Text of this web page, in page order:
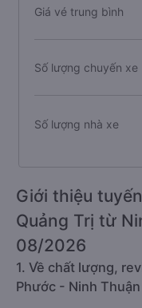
Giá vé trung bình
Số lượng chuyến xe
Số lượng nhà xe
Giới thiệu
Quảng Trị từ
08/2026
1. Về chất lượng,
Phước - Ninh